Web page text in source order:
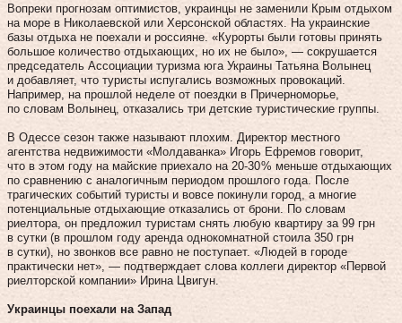
Вопреки прогнозам оптимистов, украинцы не заменили Крым отдыхом
на море в Николаевской или Херсонской областях. На украинские
базы отдыха не поехали и россияне. «Курорты были готовы принять
большое количество отдыхающих, но их не было», — сокрушается
председатель Ассоциации туризма юга Украины Татьяна Волынец
и добавляет, что туристы испугались возможных провокаций.
Например, на прошлой неделе от поездки в Причерноморье,
по словам Волынец, отказались три детские туристические группы.
В Одессе сезон также называют плохим. Директор местного
агентства недвижимости «Молдаванка» Игорь Ефремов говорит,
что в этом году на майские приехало на 20‑30 % меньше отдыхающих
по сравнению с аналогичным периодом прошлого года. После
трагических событий туристы и вовсе покинули город, а многие
потенциальные отдыхающие отказались от брони. По словам
риелтора, он предложил туристам снять любую квартиру за 99 грн
в сутки (в прошлом году аренда однокомнатной стоила 350 грн
в сутки), но звонков все равно не поступает. «Людей в городе
практически нет», — подтверждает слова коллеги директор «Первой
риелторской компании» Ирина Цвигун.
Украинцы поехали на Запад